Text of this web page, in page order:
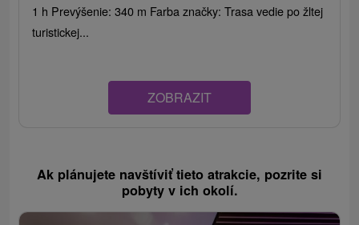
1 h Prevýšenie: 340 m Farba značky: Trasa vedie po žltej
turistickej...
ZOBRAZIT
Ak plánujete navštíviť tieto atrakcie, pozrite si
pobyty v ich okolí.